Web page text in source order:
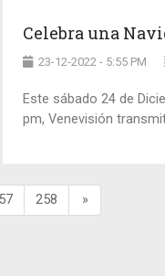
Celebra una
23-12-2022 - 5:55 PM
Este sábado 24 de
pm, Venevisión
258 »